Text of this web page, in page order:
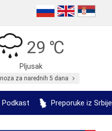
29 ℃
Pljusak
za narednih 5 dana
Podkast Preporuke iz Srbije